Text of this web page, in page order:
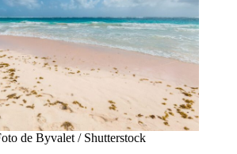
de Byvalet / Shutterstock